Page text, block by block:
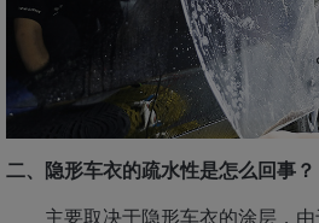
二、隐形车衣的疏水性是怎么回事？
主要取决于隐形车衣的涂层，